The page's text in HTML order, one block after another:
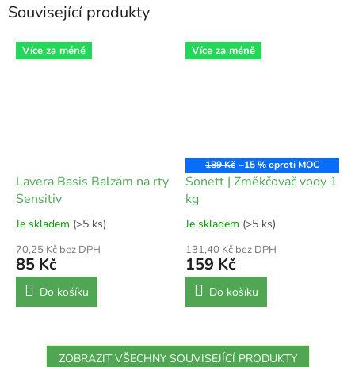
Související produkty
Více za méně
Lavera Basis Balzám na rty
Sensitiv
Je skladem (>5 ks)
70,25 Kč bez DPH
85 Kč
Do košíku
Více za méně
189 Kč –15 %
Sonett | Změkčovač vody 1
kg
Je skladem (>5 ks)
131,40 Kč bez DPH
159 Kč
Do košíku
ZOBRAZIT VŠECHNY SOUVISEJÍCÍ PRODUKTY